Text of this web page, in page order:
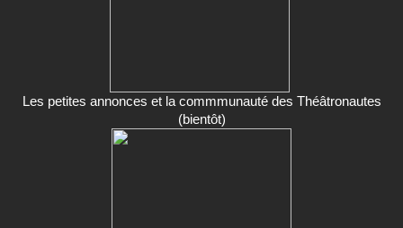
Les petites annonces et la commmunauté des Théâtronautes
(bientôt)